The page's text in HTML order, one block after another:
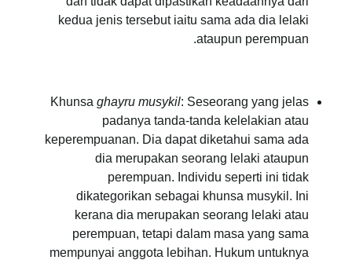
kedua jenis tersebut iaitu sama ada dia lelaki
ataupun perempuan.
Khunsa ghayru musykil: Seseorang yang jelas
padanya tanda-tanda kelelakian atau
keperempuanan. Dia dapat diketahui sama ada
dia merupakan seorang lelaki ataupun
perempuan. Individu seperti ini tidak
dikategorikan sebagai khunsa musykil. Ini
kerana dia merupakan seorang lelaki atau
perempuan, tetapi dalam masa yang sama
mempunyai anggota lebihan. Hukum untuknya